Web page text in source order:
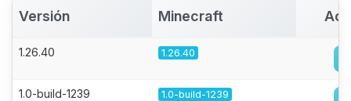
Versión Minecraft
1.26.40 1.26.40
1.0-build-1239 1.0-build-1239